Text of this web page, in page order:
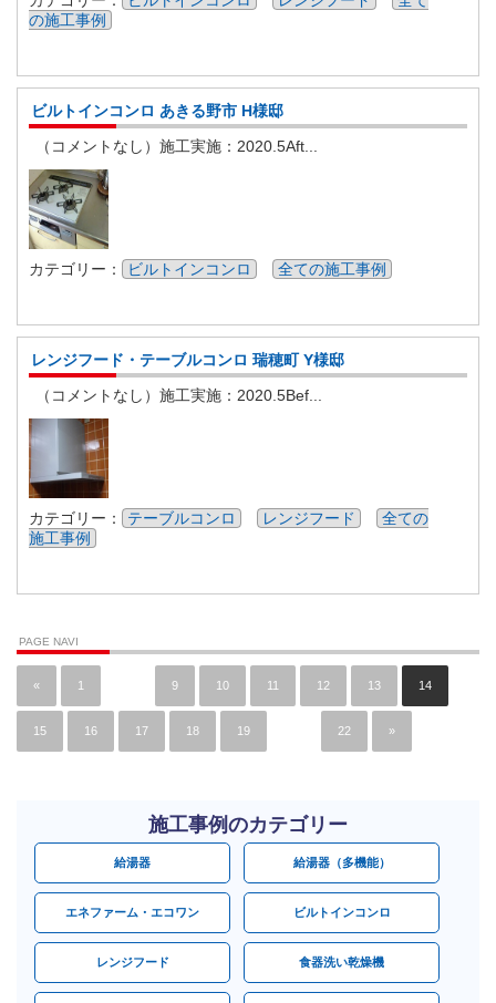
の施工事例
ビルトインコンロ あきる野市 H様邸
（コメントなし）施工実施：2020.5Aft...
カテゴリー： ビルトインコンロ 全ての施工事例
レンジフード・テーブルコンロ 瑞穂町 Y様邸
（コメントなし）施工実施：2020.5Bef...
カテゴリー： テーブルコンロ レンジフード
全ての
施工事例
PAGE NAVI
« 1 9 10 11 12 13 14
15 16 17 18 19 22 »
施工事例のカテゴリー
給湯器 給湯器（多機能）
エネファーム・エコワン ビルトインコンロ
レンジフード 食器洗い乾燥機